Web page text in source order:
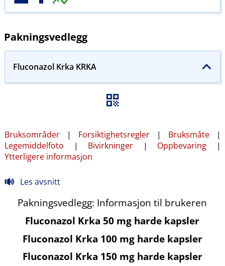
Pakningsvedlegg
Fluconazol Krka KRKA
Bruksområder | Forsiktighetsregler | Bruksmåte |
Legemiddelfoto | Bivirkninger | Oppbevaring |
Ytterligere informasjon
Les avsnitt
Pakningsvedlegg: Informasjon til brukeren
Fluconazol Krka 50 mg harde kapsler
Fluconazol Krka 100 mg harde kapsler
Fluconazol Krka 150 mg harde kapsler